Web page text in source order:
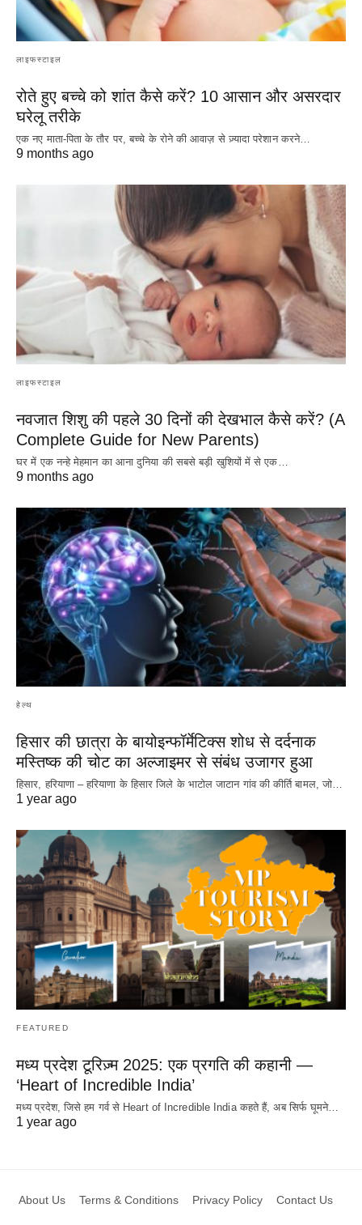
लाइफस्टाइल
रोते हुए बच्चे को शांत कैसे करें? 10 आसान और असरदार
घरेलू तरीके
एक नए माता-पिता के तौर पर, बच्चे के रोने की आवाज़ से ज़्यादा परेशान करने…
9 months ago
लाइफस्टाइल
नवजात शिशु की पहले 30 दिनों की देखभाल कैसे करें? (A
Complete Guide for New Parents)
घर में एक नन्हे मेहमान का आना दुनिया की सबसे बड़ी खुशियों में से एक…
9 months ago
हेल्थ
हिसार की छात्रा के बायोइन्फॉर्मेटिक्स शोध से दर्दनाक
मस्तिष्क की चोट का अल्जाइमर से संबंध उजागर हुआ
हिसार, हरियाणा – हरियाणा के हिसार जिले के भाटोल जाटान गांव की कीर्ति बामल, जो…
1 year ago
FEATURED
मध्य प्रदेश टूरिज़्म 2025: एक प्रगति की कहानी —
‘Heart of Incredible India’
मध्य प्रदेश, जिसे हम गर्व से Heart of Incredible India कहते हैं, अब सिर्फ घूमने…
1 year ago
About Us Terms & Conditions Privacy Policy Contact Us